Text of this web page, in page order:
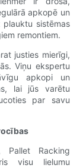
apkopē un
sistēmas
remontiem.
justies mierīgi,
Viņu ekspertu
apkopi un
lai jūs varētu
par savu
Pallet Racking
visu lielumu